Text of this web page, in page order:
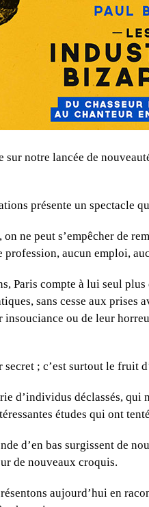
notre lancée de
présente un spectacle
ne peut s’empêcher de
profession, aucun emploi,
Paris compte à lui seul
sans cesse aux
ou de leur
; c’est surtout le fruit
d’individus déclassés, qui
études qui ont
d’en bas surgissent de
de nouveaux croquis.
aujourd’hui en